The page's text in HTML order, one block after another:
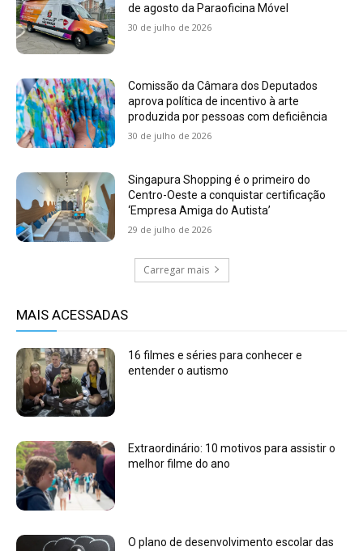
de agosto da Paraoficina Móvel
30 de julho de 2026
Comissão da Câmara dos Deputados
aprova política de incentivo à arte
produzida por pessoas com deficiência
30 de julho de 2026
Singapura Shopping é o primeiro do
Centro-Oeste a conquistar certificação
‘Empresa Amiga do Autista’
29 de julho de 2026
Carregar mais
MAIS ACESSADAS
16 filmes e séries para conhecer e
entender o autismo
Extraordinário: 10 motivos para assistir o
melhor filme do ano
O plano de desenvolvimento escolar das